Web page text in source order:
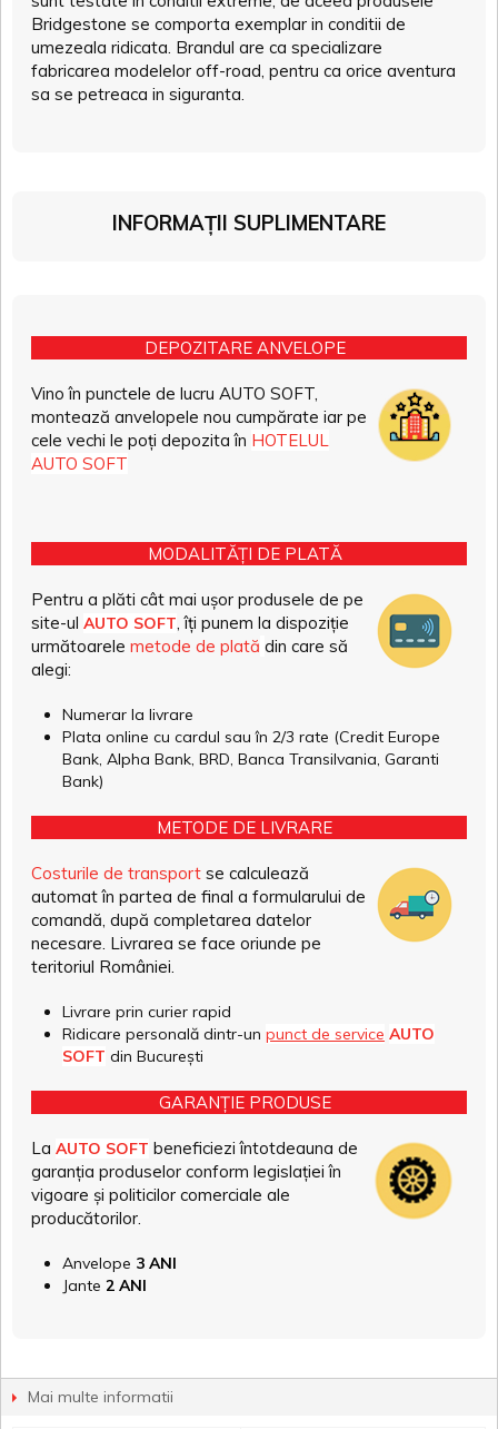
Bridgestone se comporta exemplar in conditii de
umezeala ridicata. Brandul are ca specializare
fabricarea modelelor off-road, pentru ca orice aventura
sa se petreaca in siguranta.
INFORMAȚII SUPLIMENTARE
DEPOZITARE ANVELOPE
Vino în punctele de lucru AUTO SOFT,
montează anvelopele nou cumpărate iar pe
cele vechi le poți depozita în HOTELUL
AUTO SOFT
MODALITĂȚI DE PLATĂ
Pentru a plăti cât mai ușor produsele de pe
site-ul AUTO SOFT , îți punem la dispoziție
următoarele metode de plată din care să
alegi:
Numerar la livrare
Plata online cu cardul sau în 2/3 rate (Credit Europe
Bank, Alpha Bank, BRD, Banca Transilvania, Garanti
Bank)
METODE DE LIVRARE
Costurile de transport se calculează
automat în partea de final a formularului de
comandă, după completarea datelor
necesare. Livrarea se face oriunde pe
teritoriul României.
Livrare prin curier rapid
Ridicare personală dintr-un punct de service AUTO
SOFT din București
GARANȚIE PRODUSE
La AUTO SOFT beneficiezi întotdeauna de
garanția produselor conform legislației în
vigoare și politicilor comerciale ale
producătorilor.
Anvelope 3 ANI
Jante 2 ANI
Mai multe informatii